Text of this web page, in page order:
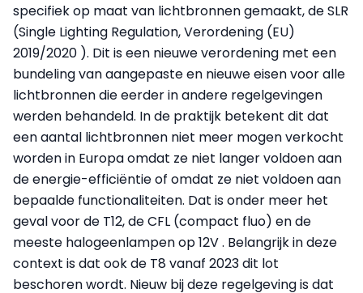
specifiek op maat van lichtbronnen gemaakt, de SLR
(Single Lighting Regulation, Verordening (EU)
2019/2020 ). Dit is een nieuwe verordening met een
bundeling van aangepaste en nieuwe eisen voor alle
lichtbronnen die eerder in andere regelgevingen
werden behandeld. In de praktijk betekent dit dat
een aantal lichtbronnen niet meer mogen verkocht
worden in Europa omdat ze niet langer voldoen aan
de energie-efficiëntie of omdat ze niet voldoen aan
bepaalde functionaliteiten. Dat is onder meer het
geval voor de T12, de CFL (compact fluo) en de
meeste halogeenlampen op 12V . Belangrijk in deze
context is dat ook de T8 vanaf 2023 dit lot
beschoren wordt. Nieuw bij deze regelgeving is dat